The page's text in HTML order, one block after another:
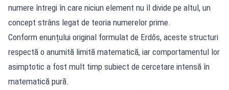
numere întregi în care niciun element nu îl divide pe altul, un
concept strâns legat de teoria numerelor prime.
Conform enunțului original formulat de Erdős, aceste structuri
respectă o anumită limită matematică, iar comportamentul lor
asimptotic a fost mult timp subiect de cercetare intensă în
matematică pură.